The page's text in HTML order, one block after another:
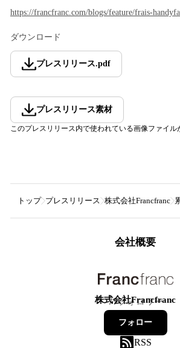
https://francfranc.com/blogs/feature/frais-
ダウンロード
プレスリリース.pdf
プレスリリース素材
このプレスリリース内で使われている画像ファイ
トップ プレスリリース 株式会社Francfranc
会社概要
株式会社Francfranc
77フォロワー
フォロー
RSS